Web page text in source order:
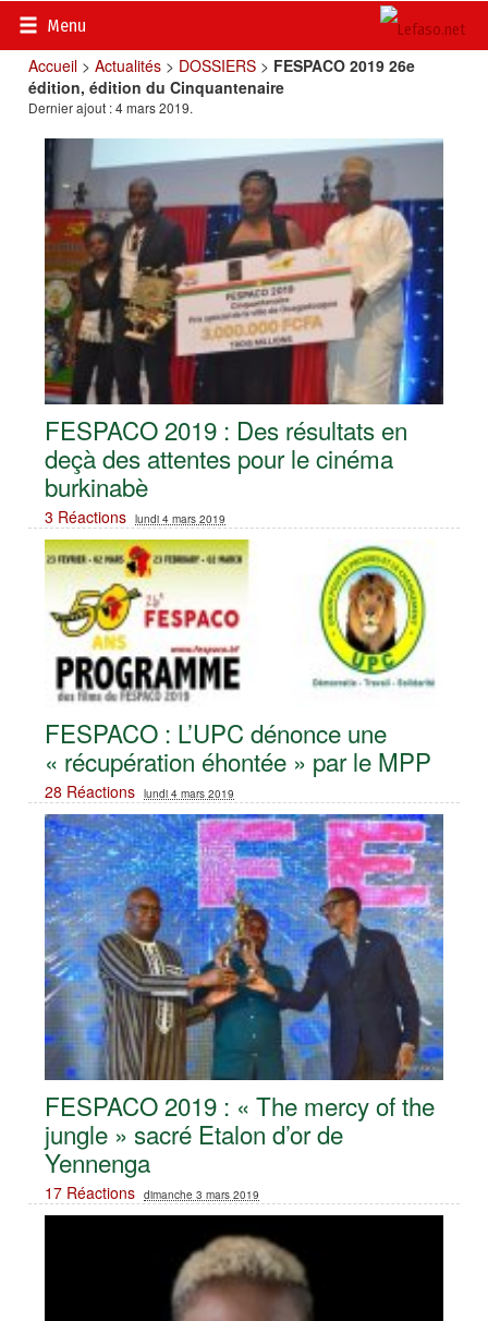
Menu
Accueil >Actualités > DOSSIERS > FESPACO 2019 26e
édition, édition du Cinquantenaire
Dernier ajout : 4 mars 2019.
FESPACO 2019 : Des résultats en
deçà des attentes pour le cinéma
burkinabè
3 Réactions lundi 4 mars 2019
FESPACO : L’UPC dénonce une
« récupération éhontée » par le MPP
28 Réactions lundi 4 mars 2019
FESPACO 2019 : « The mercy of the
jungle » sacré Etalon d’or de
Yennenga
17 Réactions dimanche 3 mars 2019